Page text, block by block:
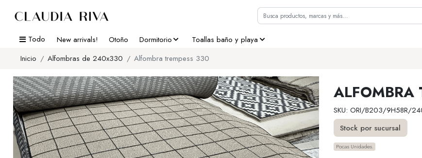
Todo New arrivals! Otoño Dormitorio
Toallas baño y playa
Inicio
Alfombras de 240x330 Alfombra trempess 330
ALFOMBRA
SKU: ORI/B203/9H58R/
Stock por sucursal
Pocas Unidades.